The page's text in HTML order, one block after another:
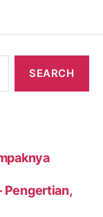
Pengertian,